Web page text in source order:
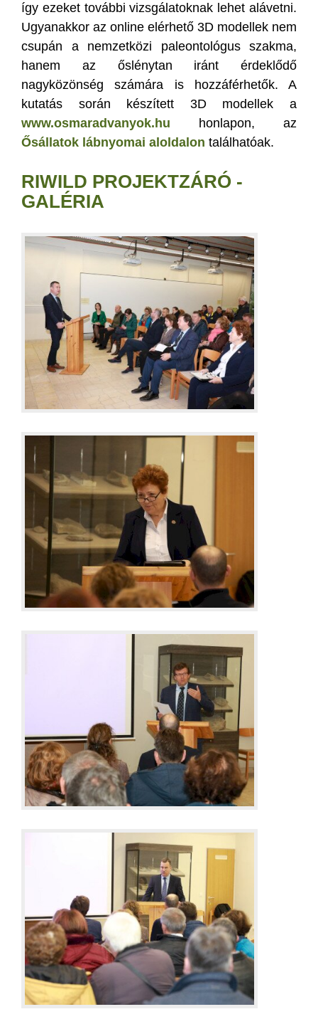
így ezeket további vizsgálatoknak lehet alávetni.
Ugyanakkor az online elérhető 3D modellek nem
csupán a nemzetközi paleontológus szakma,
hanem az őslénytan iránt érdeklődő
nagyközönség számára is hozzáférhetők. A
kutatás során készített 3D modellek a
www.osmaradvanyok.hu honlapon, az
Ősállatok lábnyomai aloldalon találhatóak.
RIWILD PROJEKTZÁRÓ -
GALÉRIA